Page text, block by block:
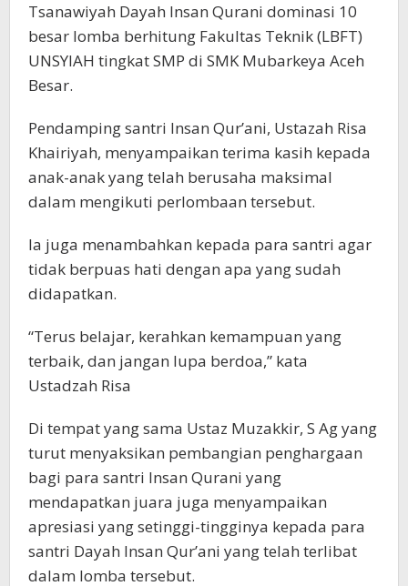
Tsanawiyah Dayah Insan Qurani dominasi 10
besar lomba berhitung Fakultas Teknik (LBFT)
UNSYIAH tingkat SMP di SMK Mubarkeya Aceh
Besar.
Pendamping santri Insan Qur’ani, Ustazah Risa
Khairiyah, menyampaikan terima kasih kepada
anak-anak yang telah berusaha maksimal
dalam mengikuti perlombaan tersebut.
Ia juga menambahkan kepada para santri agar
tidak berpuas hati dengan apa yang sudah
didapatkan.
“Terus belajar, kerahkan kemampuan yang
terbaik, dan jangan lupa berdoa,” kata
Ustadzah Risa
Di tempat yang sama Ustaz Muzakkir, S Ag yang
turut menyaksikan pembangian penghargaan
bagi para santri Insan Qurani yang
mendapatkan juara juga menyampaikan
apresiasi yang setinggi-tingginya kepada para
santri Dayah Insan Qur’ani yang telah terlibat
dalam lomba tersebut.